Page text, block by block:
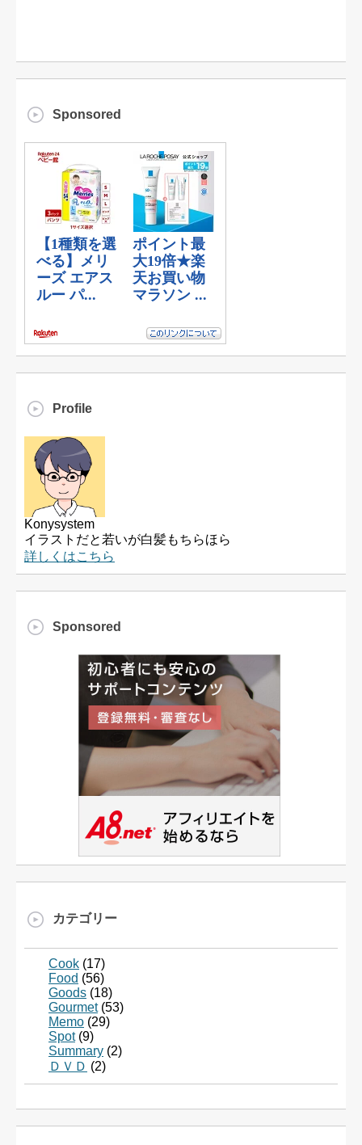
Sponsored
Profile
Konysystem
イラストだと若いが白髪もちらほら
詳しくはこちら
Sponsored
カテゴリー
Cook (17)
Food (56)
Goods (18)
Gourmet(53)
Memo (29)
Spot(9)
Summary (2)
ＤＶＤ (2)